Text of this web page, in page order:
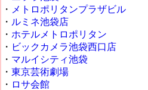
・ メトロポリタンプラザビル
・ ルミネ池袋店
・ ホテルメトロポリタン
・ ビックカメラ池袋西口店
・ マルイシティ池袋
・ 東京芸術劇場
・ ロサ会館